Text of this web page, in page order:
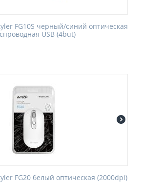
FG10S черный/синий оптическая
USB (4but)
FG20 белый оптическая (2000dpi)